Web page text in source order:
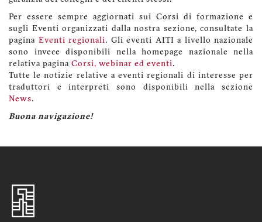
Per essere sempre aggiornati sui Corsi di formazione e
sugli Eventi organizzati dalla nostra sezione, consultate la
pagina Eventi regionali. Gli eventi AITI a livello nazionale
sono invece disponibili nella homepage nazionale nella
relativa pagina Corsi, webinar ed eventi.
Tutte le notizie relative a eventi regionali di interesse per
traduttori e interpreti sono disponibili nella sezione
News.
Buona navigazione!